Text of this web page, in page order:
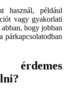
használ, például
vagy gyakorlati
hogy jobban
párkapcsolatodban